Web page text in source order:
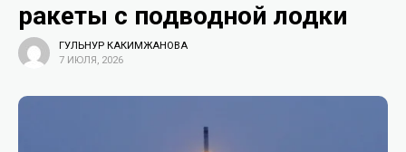
ракеты с подводной лодки
ГУЛЬНУР КАКИМЖАНОВА
7 ИЮЛЯ, 2026